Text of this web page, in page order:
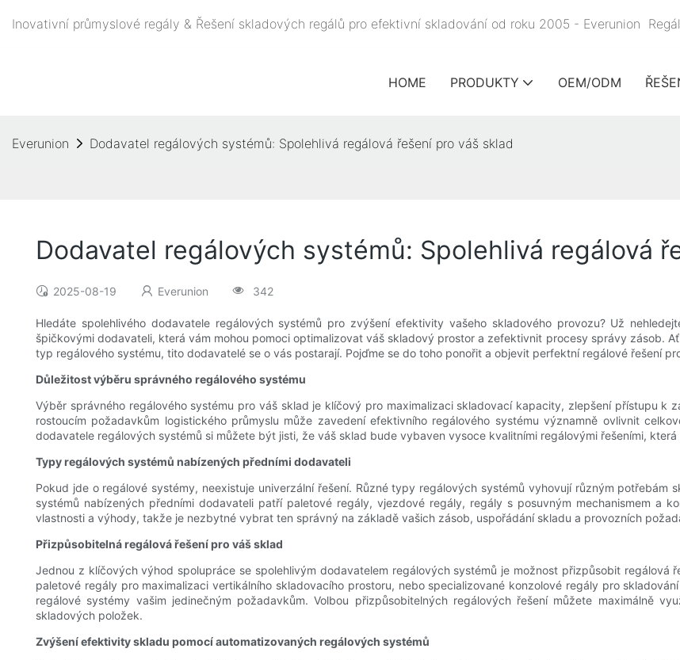
Inovativní průmyslové regály & Řešení skladových regálů pro efektivní skladování od roku 2005 - Everunion
HOME PRODUKTY OEM/ODM
Everunion Dodavatel regálových systémů: Spolehlivá regálová řešení pro váš sklad
Dodavatel regálových systémů: Spolehlivá regálová
2025-08-19 Everunion 342
Hledáte spolehlivého dodavatele regálových systémů pro zvýšení efektivity vašeho skladového provozu? Už
špičkovými dodavateli, která vám mohou pomoci optimalizovat váš skladový prostor a zefektivnit procesy správy zásob.
typ regálového systému, tito dodavatelé se o vás postarají. Pojďme se do toho ponořit a objevit perfektní regálové řešení
Důležitost výběru správného regálového systému
Výběr správného regálového systému pro váš sklad je klíčový pro maximalizaci skladovací kapacity, zlepšení přístupu k
rostoucím požadavkům logistického průmyslu může zavedení efektivního regálového systému významně ovlivnit
dodavatele regálových systémů si můžete být jisti, že váš sklad bude vybaven vysoce kvalitními regálovými řešeními,
Typy regálových systémů nabízených předními dodavateli
Pokud jde o regálové systémy, neexistuje univerzální řešení. Různé typy regálových systémů vyhovují různým
systémů nabízených předními dodavateli patří paletové regály, vjezdové regály, regály s posuvným mechanismem a
vlastnosti a výhody, takže je nezbytné vybrat ten správný na základě vašich zásob, uspořádání skladu a provozních
Přizpůsobitelná regálová řešení pro váš sklad
Jednou z klíčových výhod spolupráce se spolehlivým dodavatelem regálových systémů je možnost přizpůsobit
paletové regály pro maximalizaci vertikálního skladovacího prostoru, nebo specializované konzolové regály pro
regálové systémy vašim jedinečným požadavkům. Volbou přizpůsobitelných regálových řešení můžete maximálně
skladových položek.
Zvýšení efektivity skladu pomocí automatizovaných regálových systémů